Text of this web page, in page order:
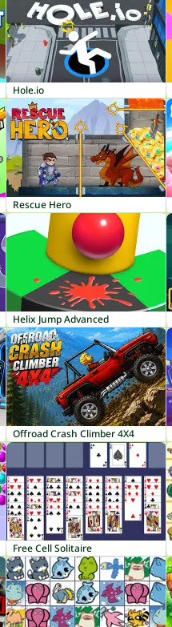
Hole.io
Rescue Hero
Helix Jump Advanced
Offroad Crash Climber 4X4
Free Cell Solitaire